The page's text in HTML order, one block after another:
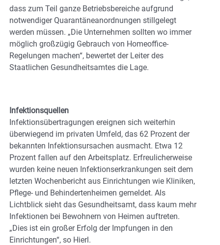
dass zum Teil ganze Betriebsbereiche aufgrund
notwendiger Quarantäneanordnungen stillgelegt
werden müssen. „Die Unternehmen sollten wo immer
möglich großzügig Gebrauch von Homeoffice-
Regelungen machen“, bewertet der Leiter des
Staatlichen Gesundheitsamtes die Lage.
Infektionsquellen
Infektionsübertragungen ereignen sich weiterhin
überwiegend im privaten Umfeld, das 62 Prozent der
bekannten Infektionsursachen ausmacht. Etwa 12
Prozent fallen auf den Arbeitsplatz. Erfreulicherweise
wurden keine neuen Infektionserkrankungen seit dem
letzten Wochenbericht aus Einrichtungen wie Kliniken,
Pflege- und Behindertenheimen gemeldet. Als
Lichtblick sieht das Gesundheitsamt, dass kaum mehr
Infektionen bei Bewohnern von Heimen auftreten.
„Dies ist ein großer Erfolg der Impfungen in den
Einrichtungen“, so Hierl.